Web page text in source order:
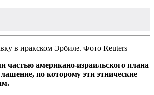
в иракском Эрбиле. Фото Reuters
частью американо-израильского плана
по которому эти этнические